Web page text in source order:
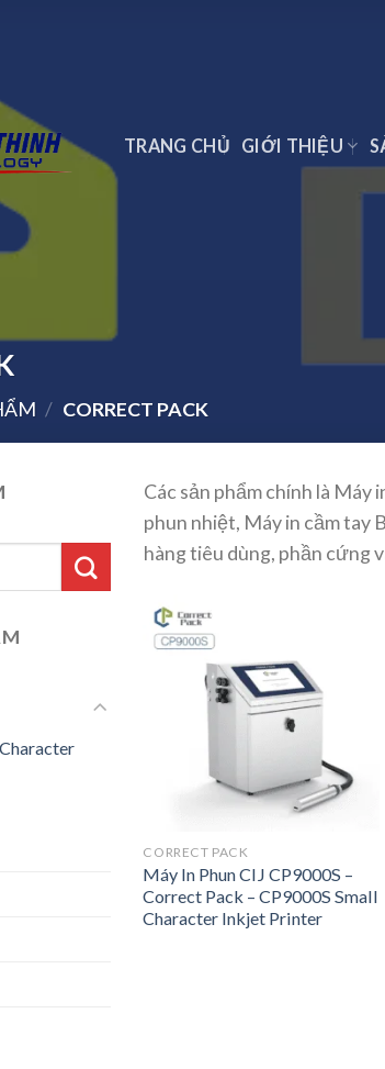
TRANG CHỦ GIỚI THIỆU
/ CORRECT PACK
Các sản phẩm chính là Máy
phun nhiệt, Máy in cầm tay
hàng tiêu dùng, phần cứng
CORRECT PACK
Máy In Phun CIJ CP9000S –
Correct Pack – CP9000S Small
Character Inkjet Printer